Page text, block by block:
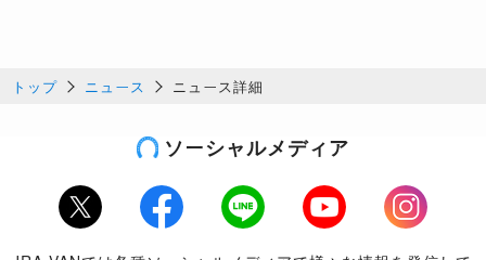
トップ ニュース ニュース詳細
ソーシャルメディア
Twitter Facebook LINE Youtube
Instagram